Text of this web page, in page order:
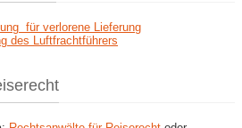
für verlorene Lieferung
des Luftfrachtführers